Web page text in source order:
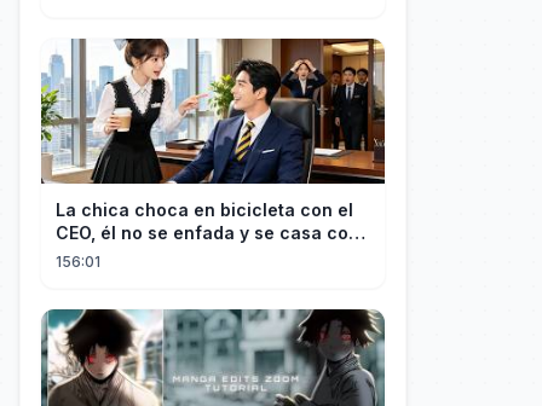
La chica choca en bicicleta con el
CEO, él no se enfada y se casa con
ella enseguida!
156:01